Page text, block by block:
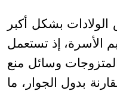
بشكل أكبر
الأسرة، إذ تستعمل
المتزوجات وسائل منع
بدول الجوار، ما